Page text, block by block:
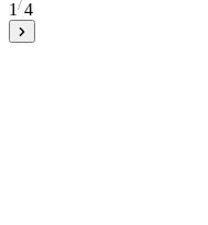
1 4